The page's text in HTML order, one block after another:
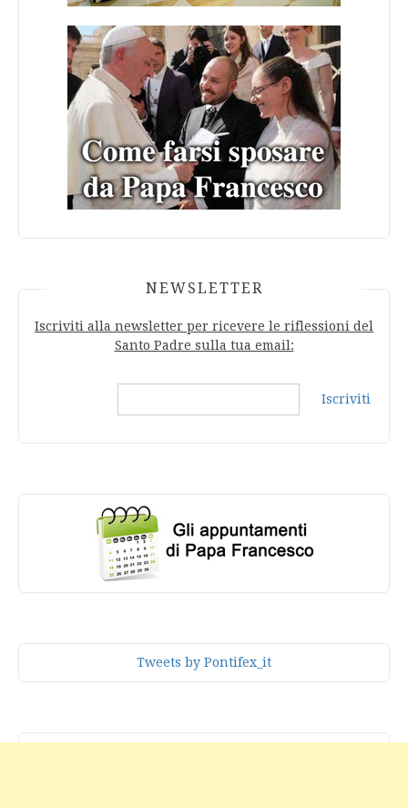
NEWSLETTER
Iscriviti alla newsletter per ricevere le riflessioni del
Santo Padre sulla tua email:
Iscriviti
Tweets by Pontifex_it